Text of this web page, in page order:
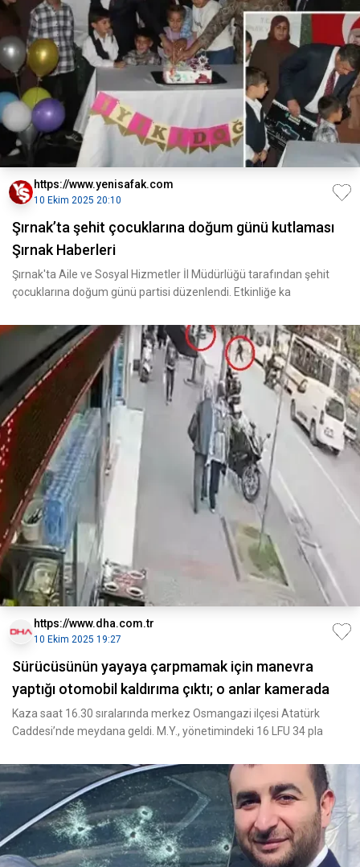
https://www.yenisafak.com
10 Ekim 2025 20:10
Şırnak’ta şehit çocuklarına doğum günü kutlaması
Şırnak Haberleri
Şırnak'ta Aile ve Sosyal Hizmetler İl Müdürlüğü tarafından şehit
çocuklarına doğum günü partisi düzenlendi. Etkinliğe ka
https://www.dha.com.tr
10 Ekim 2025 19:27
Sürücüsünün yayaya çarpmamak için manevra
yaptığı otomobil kaldırıma çıktı; o anlar kamerada
Kaza saat 16.30 sıralarında merkez Osmangazi ilçesi Atatürk
Caddesi’nde meydana geldi. M.Y., yönetimindeki 16 LFU 34 pla